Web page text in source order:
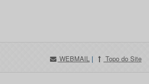
WEBMAIL | Topo do Site